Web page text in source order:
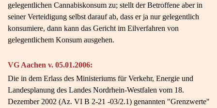
gelegentlichen Cannabiskonsum zu; stellt der Betroffene aber in
seiner Verteidigung selbst darauf ab, dass er ja nur gelegentlich
konsumiere, dann kann das Gericht im Eilverfahren von
gelegentlichem Konsum ausgehen.
VG Aachen v. 05.01.2006:
Die in dem Erlass des Ministeriums für Verkehr, Energie und
Landesplanung des Landes Nordrhein-Westfalen vom 18.
Dezember 2002 (Az. VI B 2-21 -03/2.1) genannten "Grenzwerte"